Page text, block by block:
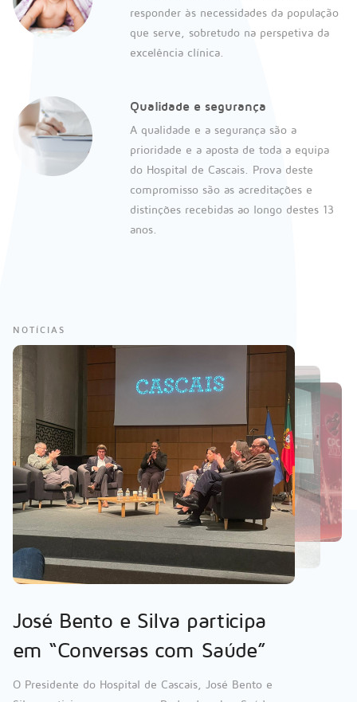
responder às necessidades da população
que serve, sobretudo na perspetiva da
excelência clínica.
Qualidade e segurança
A qualidade e a segurança são a
prioridade e a aposta de toda a equipa
do Hospital de Cascais. Prova deste
compromisso são as acreditações e
distinções recebidas ao longo destes 13
anos.
NOTÍCIAS
Primeira Cirurgia Vídeo-
endoscópica eTEP para
correção de hérnia incisional